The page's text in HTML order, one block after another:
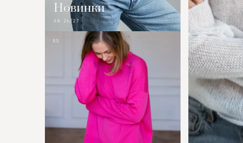
Новинки
AW 26/27
05